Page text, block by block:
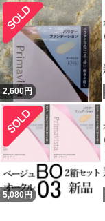
2,600円
5,080 円